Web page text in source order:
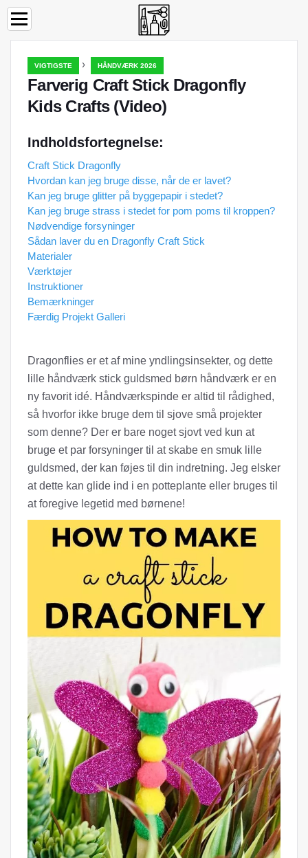
VIGTIGSTE › HÅNDVÆRK 2026
Farverig Craft Stick Dragonfly
Kids Crafts (Video)
Indholdsfortegnelse:
Craft Stick Dragonfly
Hvordan kan jeg bruge disse, når de er lavet?
Kan jeg bruge glitter på byggepapir i stedet?
Kan jeg bruge strass i stedet for pom poms til kroppen?
Nødvendige forsyninger
Sådan laver du en Dragonfly Craft Stick
Materialer
Værktøjer
Instruktioner
Bemærkninger
Færdig Projekt Galleri
Dragonflies er et af mine yndlingsinsekter, og dette
lille håndværk stick guldsmed børn håndværk er en
ny favorit idé. Håndværkspinde er altid til rådighed,
så hvorfor ikke bruge dem til sjove små projekter
som denne? Der er bare noget sjovt ved kun at
bruge et par forsyninger til at skabe en smuk lille
guldsmed, der kan føjes til din indretning. Jeg elsker
at dette kan glide ind i en potteplante eller bruges til
at foregive legetid med børnene!